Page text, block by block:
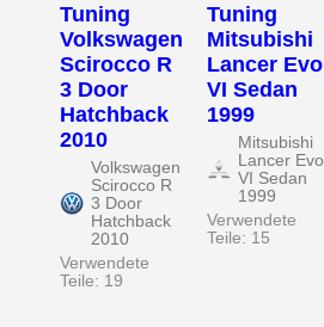
Tuning
Volkswagen
Scirocco R
3 Door
Hatchback
2010
Volkswagen
Scirocco R
3 Door
Hatchback
2010
Verwendete
Teile: 19
Tuning
Mitsubishi
Lancer Evo
VI Sedan
1999
Mitsubishi
Lancer Evo
VI Sedan
1999
Verwendete
Teile: 15